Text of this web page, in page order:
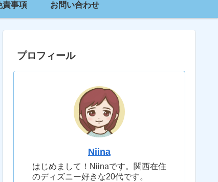
責事項 お問い合わせ
プロフィール
Niina
はじめまして！Niinaです。関西在住
のディズニー好きな20代です。